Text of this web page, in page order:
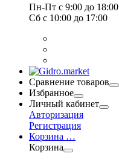
Пн-Пт с 9:00 до 18:00
Сб с 10:00 до 17:00
Сравнение товаров
Избранное
Личный кабинет
Авторизация
Регистрация
Корзина …
Корзина